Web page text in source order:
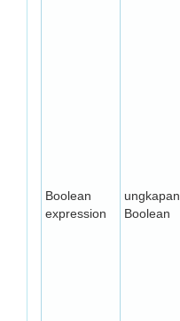
Boolean
expression
ungkapan
Boolean